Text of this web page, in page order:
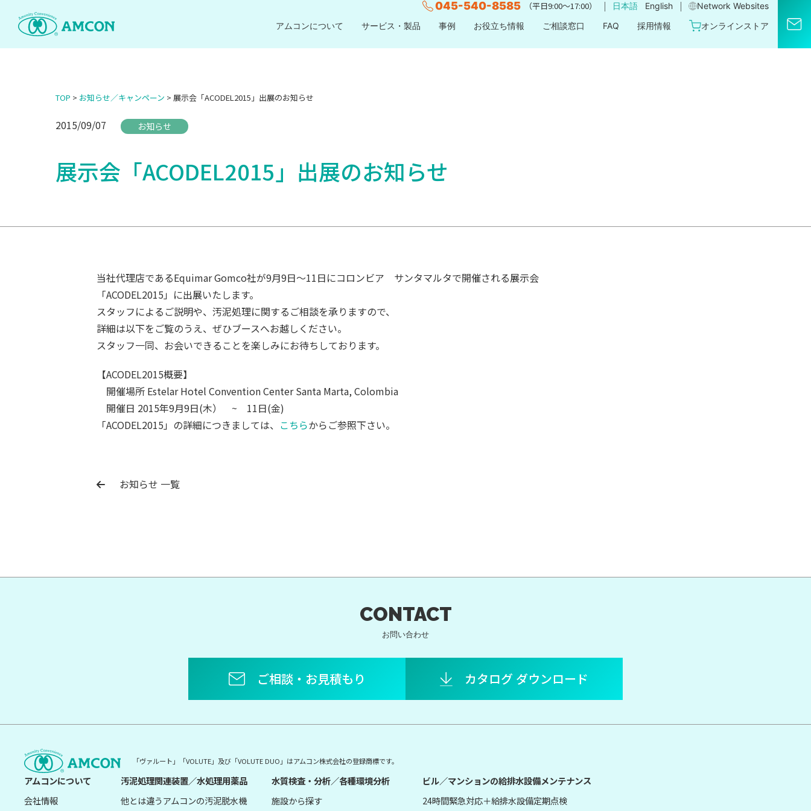
045-540-8585 （平日9:00〜17:00） ｜ 日本語 English ｜
Network Websites​
アムコンについて
サービス・製品 事例 お役立ち情報 ご相談窓口 FAQ 採用情報 オンラインストア
TOP > お知らせ／キャンペーン > 展示会「ACODEL2015」出展のお知らせ
2015/09/07 お知らせ
展示会「ACODEL2015」出展のお知らせ
当社代理店であるEquimar Gomco社が9月9日～11日にコロンビア サンタマルタで開催される展示会
「ACODEL2015」に出展いたします。
スタッフによるご説明や、汚泥処理に関するご相談を承りますので、
詳細は以下をご覧のうえ、ぜひブースへお越しください。
スタッフ一同、お会いできることを楽しみにお待ちしております。
【ACODEL2015概要】
開催場所 Estelar Hotel Convention Center Santa Marta, Colombia
開催日 2015年9月9日(木） ~ 11日(金)
「ACODEL2015」の詳細につきましては、 こちらからご参照下さい。
お知らせ 一覧
CONTACT
お問い合わせ
ご相談・お見積もり カタログ ダウンロード
「ヴァルート」「VOLUTE」及び「VOLUTE DUO」はアムコン株式会社の登録商標です。
アムコンについて
会社情報
汚泥処理関連装置／水処理用薬品
他とは違うアムコンの汚泥脱水機
水質検査・分析／各種環境分析
施設から探す
ビル／マンションの給排水設備メンテナンス
24時間緊急対応＋給排水設備定期点検